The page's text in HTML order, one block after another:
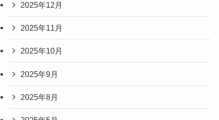
2025年12月
2025年11月
2025年10月
2025年9月
2025年8月